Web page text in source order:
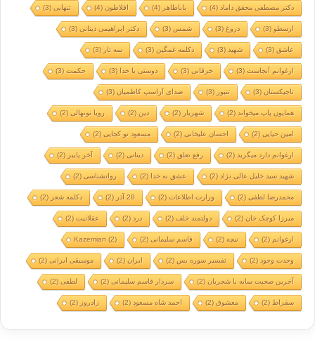
دکتر مصطفی محقق داماد(4) باباطاهر (4) افلاطون(4) تنهایی(3)
ارسطو (3) دروغ(3) شمس(3) دکتر ابراهیمی دینانی(3)
عاشق(3) شهید(3) دکلمه غمگین(3) سه تار (3)
ارغوانم آنجاست(3) خرقانی(3) دوستی با خدا (3) حکمت(3)
تاجیکستان(3) تنبور (3) صدای آراسپ کاظمیان(3)
همایون پاپ میخواند(2) شهریار (2) دین(2) رویا نونهالی(2)
امین حیایی(2) احسان علیخانی(2) مسعود تو کجایی(2)
ارغوانم دارد میگرید(2) رفع تعلق(2) دینانی(2) آخر پاییز (2)
شهید سید خلیل عالی نژاد(2) عشق به خدا (2) روانشناسی(2)
محمدرضا لطفی(2) وزارت اطلاعات(2) 28 آذر (2) دکلمه شعر (2)
میرزا کوچک خان(2) دولتمند خلف(2) درد(2) عقلانیت(2)
ارغوانم (2) نیچه(2) قاسم سلیمانی(2)
Kazemian (2)
وحدت وجود(2) تفسیر سوره یس(2) ایران(2) موسیقی ایرانی(2)
آخرین صحبت سایه با شجریان(2) سردار قاسم سلیمانی(2) لطفی(2)
سقراط(2) معشوق(2) احمد شاه مسعود(2) زادروز (2)